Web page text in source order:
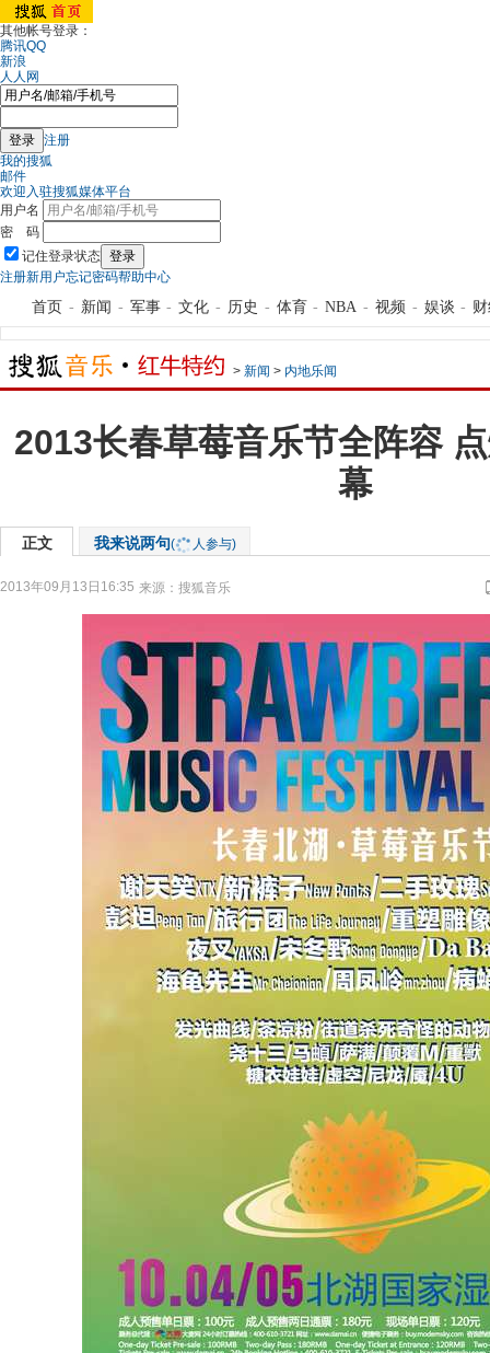
其他帐号登录：
腾讯QQ
新浪
人人网
注册
我的搜狐
邮件
欢迎入驻搜狐媒体平台
用户名
密 码
记住登录状态
注册新用户忘记密码帮助中心
首页 - 新闻 - 军事 - 文化 - 历史 - 体育 - NBA - 视频 - 娱谈 -
> 新闻 > 内地乐闻
2013长春草莓音乐节全阵容
幕
正文 我来说两句( 人参与)
2013年09月13日16:35 来源： 搜狐音乐